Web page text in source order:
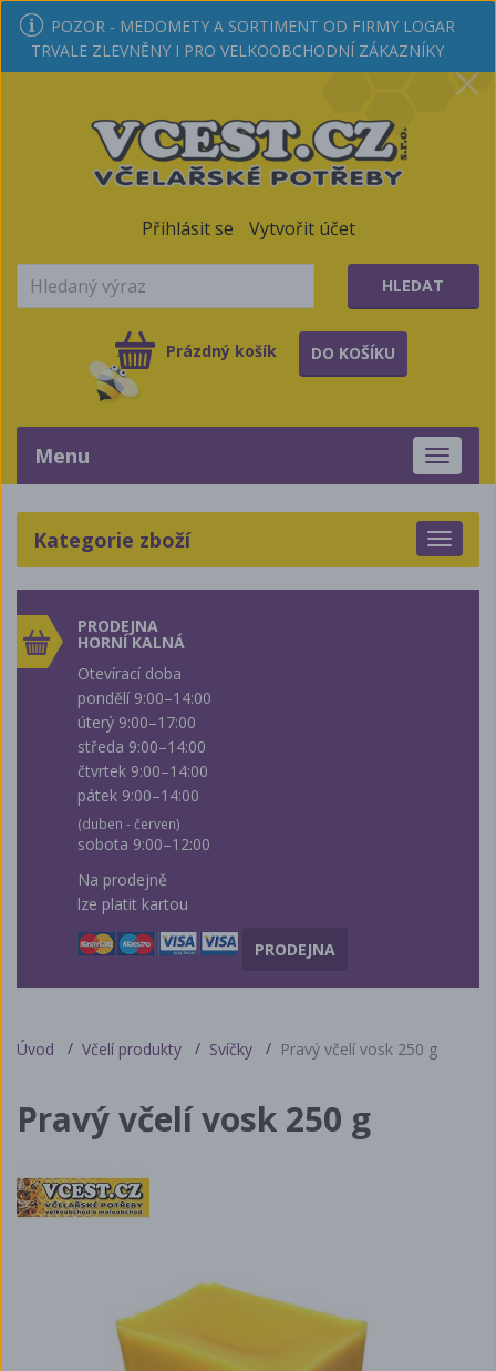
POZOR - MEDOMETY A SORTIMENT OD FIRMY LOGAR
TRVALE ZLEVNĚNY I PRO VELKOOBCHODNÍ ZÁKAZNÍKY
Přihlásit se Vytvořit účet
HLEDAT
Prázdný košík DO KOŠÍKU
Toggle
Menu
Toggle
Kategorie zboží
PRODEJNA
HORNÍ KALNÁ
Otevírací doba
pondělí 9:00–14:00
úterý 9:00–17:00
středa 9:00–14:00
čtvrtek 9:00–14:00
pátek 9:00–14:00
(duben - červen)
sobota 9:00–12:00
Na prodejně
lze platit kartou
PRODEJNA
Úvod Včelí produkty Svíčky Pravý včelí vosk 250 g
Pravý včelí vosk 250 g